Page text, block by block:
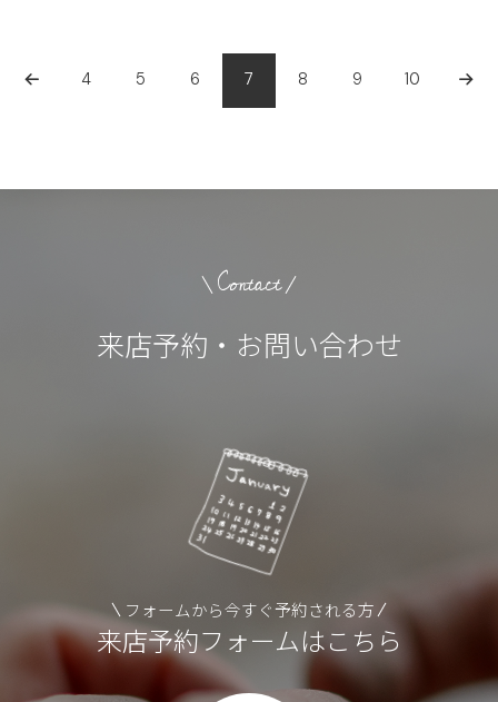
4 5 6 7 8 9 10
Contact
来店予約・お問い合わせ
フォームから今すぐ予約される方
来店予約フォームはこちら